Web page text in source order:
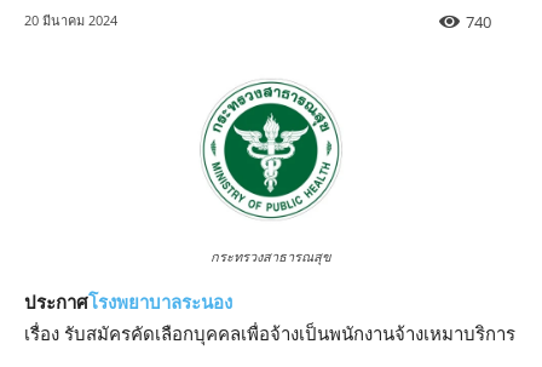
20 มีนาคม 2024 740
กระทรวงสาธารณสุข
ประกาศโรงพยาบาลระนอง
เรื่อง รับสมัครคัดเลือกบุคคลเพื่อจ้างเป็นพนักงานจ้างเหมาบริการ